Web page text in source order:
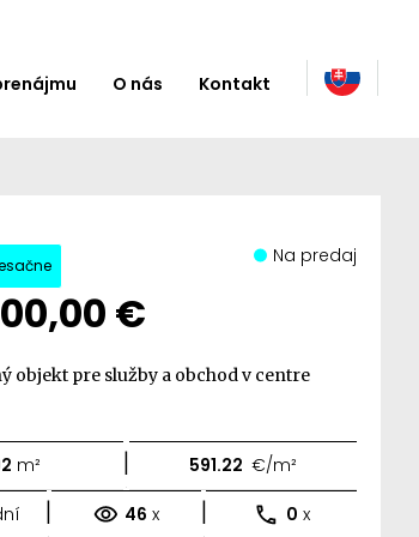
O nás Kontakt
€
Na predaj
objekt pre služby a obchod v centre
m² | 591.22 €/m²
| 46 x | 0 x